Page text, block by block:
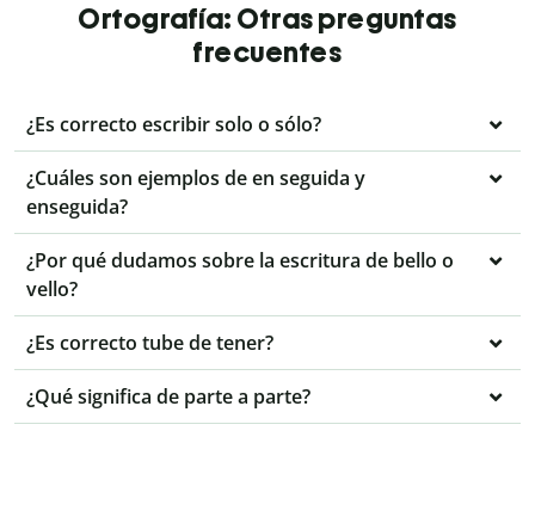
Ortografía: Otras preguntas
frecuentes
¿Es correcto escribir solo o sólo?
¿Cuáles son ejemplos de en seguida y
enseguida?
¿Por qué dudamos sobre la escritura de bello o
vello?
¿Es correcto tube de tener?
¿Qué significa de parte a parte?